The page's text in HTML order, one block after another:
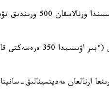
2. «جەلەزنودوروجنىي» تۇرعىن الابىنىڭ
3. سول جاعالاۋدا ورنالاسقان
ارنالعان 250 كەرەۋەت-ورىنعا ارنالعان